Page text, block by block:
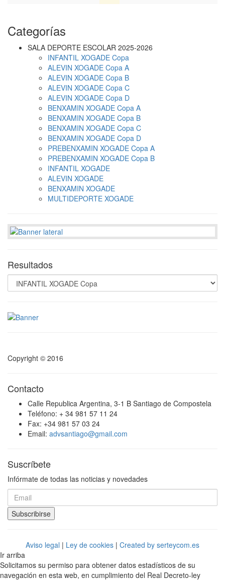
Categorías
SALA DEPORTE ESCOLAR 2025-2026
INFANTIL XOGADE Copa
ALEVIN XOGADE Copa A
ALEVIN XOGADE Copa B
ALEVIN XOGADE Copa C
ALEVIN XOGADE Copa D
BENXAMIN XOGADE Copa A
BENXAMIN XOGADE Copa B
BENXAMIN XOGADE Copa C
BENXAMIN XOGADE Copa D
PREBENXAMIN XOGADE Copa A
PREBENXAMIN XOGADE Copa B
INFANTIL XOGADE
ALEVIN XOGADE
BENXAMIN XOGADE
MULTIDEPORTE XOGADE
Resultados
Copyright © 2016
Contacto
Calle Republica Argentina, 3-1 B Santiago de Compostela
Teléfono: + 34 981 57 11 24
Fax: +34 981 57 03 24
Email: advsantiago@gmail.com
Suscríbete
Infórmate de todas las noticias y novedades
Subscribirse
Aviso legal | Ley de cookies | Created by serteycom.es
Ir arriba
Solicitamos su permiso para obtener datos estadísticos de su
navegación en esta web, en cumplimiento del Real Decreto-ley